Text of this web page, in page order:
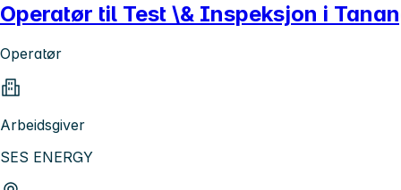
Operatør til Test \& Inspeksjon i
Operatør
Arbeidsgiver
SES ENERGY